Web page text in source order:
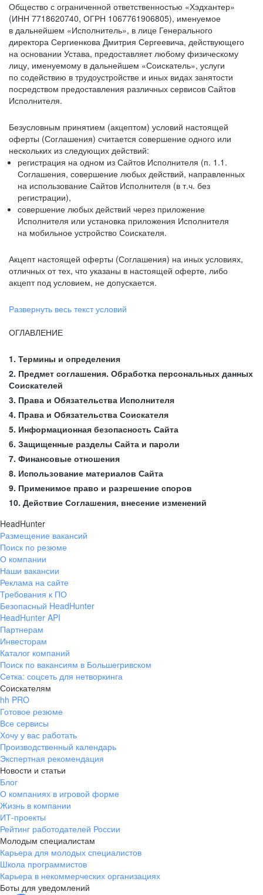
Общество с ограниченной ответственностью «Хэдхантер»
(ИНН 7718620740, ОГРН 1067761906805), именуемое
в дальнейшем «Исполнитель», в лице Генерального
директора Сергиенкова Дмитрия Сергеевича, действующего
на основании Устава, предоставляет любому физическому
лицу, именуемому в дальнейшем «Соискатель», услуги
по содействию в трудоустройстве и иных видах занятости
посредством предоставления различных сервисов Сайтов
Исполнителя.
Безусловным принятием (акцептом) условий настоящей
оферты (Соглашения) считается совершение одного или
нескольких из следующих действий:
регистрация на одном из Сайтов Исполнителя (п. 1.1.
Соглашения, совершение любых действий, направленных
на использование Сайтов Исполнителя (в т.ч. без
регистрации),
совершение любых действий через приложение
Исполнителя или установка приложения Исполнителя
на мобильное устройство Соискателя.
Акцепт настоящей оферты (Соглашения) на иных условиях,
отличных от тех, что указаны в настоящей оферте, либо
акцепт под условием, не допускается.
Развернуть весь текст условий
ОГЛАВЛЕНИЕ
1. Термины и определения
2. Предмет соглашения. Обработка персональных данных
Соискателей
3. Права и Обязательства Исполнителя
4. Права и Обязательства Соискателя
5. Информационная безопасность Сайта
6. Защищенные разделы Сайта и пароли
7. Финансовые отношения
8. Использование материалов Сайта
9. Применимое право и разрешение споров
10. Действие Соглашения, внесение изменений
HeadHunter
Размещение вакансий
Поиск по резюме
О компании
Наши вакансии
Реклама на сайте
Требования к ПО
Безопасный HeadHunter
HeadHunter API
Партнерам
Инвесторам
Каталог компаний
Поиск по вакансиям в Большегривском
Сетка: соцсеть для нетворкинга
Соискателям
hh PRO
Готовое резюме
Все сервисы
Хочу у вас работать
Производственный календарь
Экспертная рекомендация
Новости и статьи
Блог
О компаниях в игровой форме
Жизнь в компании
ИТ-проекты
Рейтинг работодателей России
Молодым специалистам
Карьера для молодых специалистов
Школа программистов
Карьера в некоммерческих организациях
Боты для уведомлений